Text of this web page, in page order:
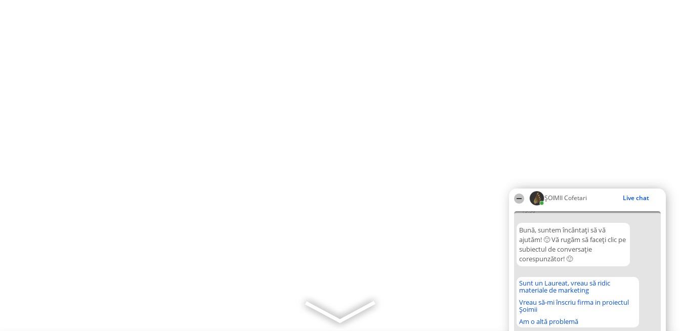
ȘOIMII Cofetari Live chat
15:36
Bună, suntem încântați să vă
ajutăm! 🙂 Vă rugăm să faceți clic pe
subiectul de conversație
corespunzător! 🙂
Sunt un Laureat, vreau să ridic
materiale de marketing
Vreau să-mi înscriu firma in proiectul
Șoimii
Am o altă problemă